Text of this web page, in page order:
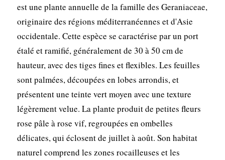
est une plante annuelle de la famille des Geraniaceae,
originaire des régions méditerranéennes et d'Asie
occidentale. Cette espèce se caractérise par un port
étalé et ramifié, généralement de 30 à 50 cm de
hauteur, avec des tiges fines et flexibles. Les feuilles
sont palmées, découpées en lobes arrondis, et
présentent une teinte vert moyen avec une texture
légèrement velue. La plante produit de petites fleurs
rose pâle à rose vif, regroupées en ombelles
délicates, qui éclosent de juillet à août. Son habitat
naturel comprend les zones rocailleuses et les